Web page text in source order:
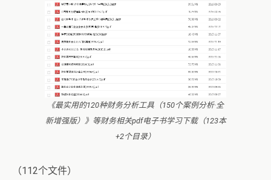
《最实用的120种财务分析工具（150个案例分析·全
新增强版）》等财务相关pdf电子书学习下载（123本
+2个目录）
（112个文件）